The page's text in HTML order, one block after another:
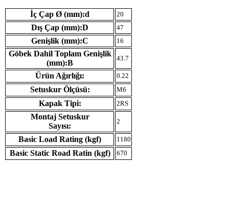
İç Çap Ø (mm):d 20
Dış Çap (mm):D 47
Genişlik (mm):C 16
Göbek Dahil Toplam Genişlik
(mm):B
43.7
Ürün Ağırlığı: 0.22
Setuskur Ölçüsü: M6
Kapak Tipi: 2RS
Montaj Setuskur
Sayısı:
2
Basic Load Rating (kgf) 1180
Basic Static Road Ratin (kgf) 670